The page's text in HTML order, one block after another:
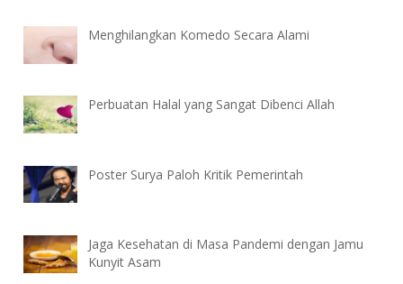
Menghilangkan Komedo Secara Alami
Perbuatan Halal yang Sangat Dibenci Allah
Poster Surya Paloh Kritik Pemerintah
Jaga Kesehatan di Masa Pandemi dengan Jamu
Kunyit Asam